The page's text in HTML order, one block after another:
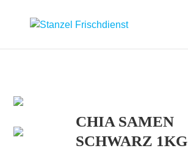
CHIA SAMEN
SCHWARZ 1KG